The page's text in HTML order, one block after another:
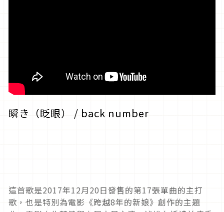
瞬き（眨眼） / back number
這首歌是2017年12月20日發售的第17張單曲的主打
歌，也是特別為電影《跨越8年的新娘》創作的主題